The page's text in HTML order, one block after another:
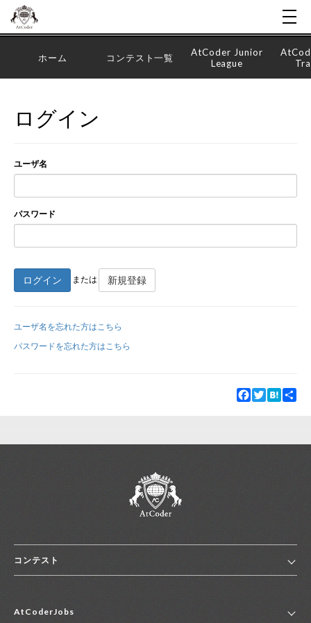
新規登録
ホーム コンテスト一覧
AtCoder Junior
League
ログイン
ユーザ名
パスワード
ログイン または 新規登録
ユーザ名を忘れた方はこちら
パスワードを忘れた方はこちら
Facebook
TwitterHatena
コンテスト
コンテスト一覧
AtCoderJobs